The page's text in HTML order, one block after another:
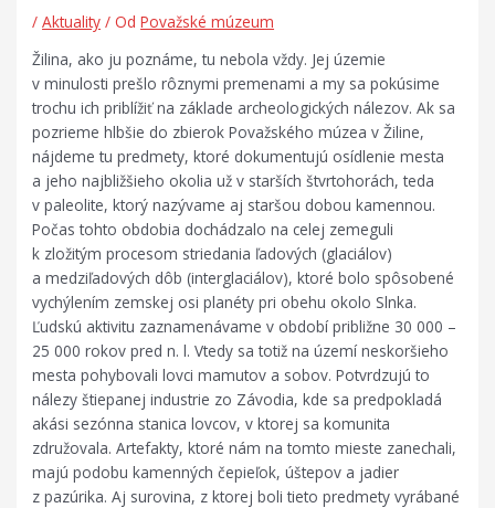
/Aktuality / Od Považské múzeum
Žilina, ako ju poznáme, tu nebola vždy. Jej územie
v minulosti prešlo rôznymi premenami a my sa pokúsime
trochu ich priblížiť na základe archeologických nálezov. Ak sa
pozrieme hlbšie do zbierok Považského múzea v Žiline,
nájdeme tu predmety, ktoré dokumentujú osídlenie mesta
a jeho najbližšieho okolia už v starších štvrtohorách, teda
v paleolite, ktorý nazývame aj staršou dobou kamennou.
Počas tohto obdobia dochádzalo na celej zemeguli
k zložitým procesom striedania ľadových (glaciálov)
a medziľadových dôb (interglaciálov), ktoré bolo spôsobené
vychýlením zemskej osi planéty pri obehu okolo Slnka.
Ľudskú aktivitu zaznamenávame v období približne 30 000 –
25 000 rokov pred n. l. Vtedy sa totiž na území neskoršieho
mesta pohybovali lovci mamutov a sobov. Potvrdzujú to
nálezy štiepanej industrie zo Závodia, kde sa predpokladá
akási sezónna stanica lovcov, v ktorej sa komunita
združovala. Artefakty, ktoré nám na tomto mieste zanechali,
majú podobu kamenných čepieľok, úštepov a jadier
z pazúrika. Aj surovina, z ktorej boli tieto predmety vyrábané